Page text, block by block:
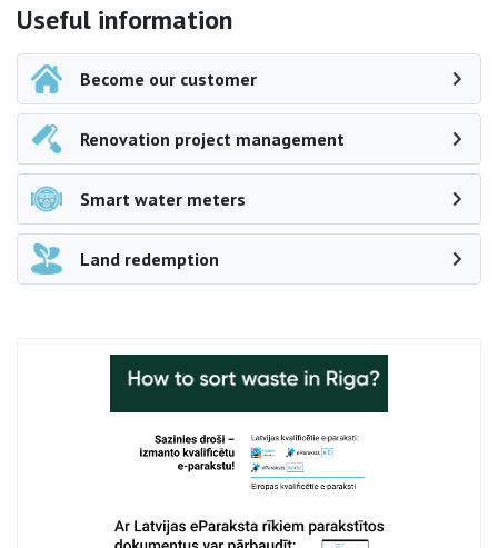
Side navigation
Useful information
Become our customer
Renovation project management
Smart water meters
Land redemption